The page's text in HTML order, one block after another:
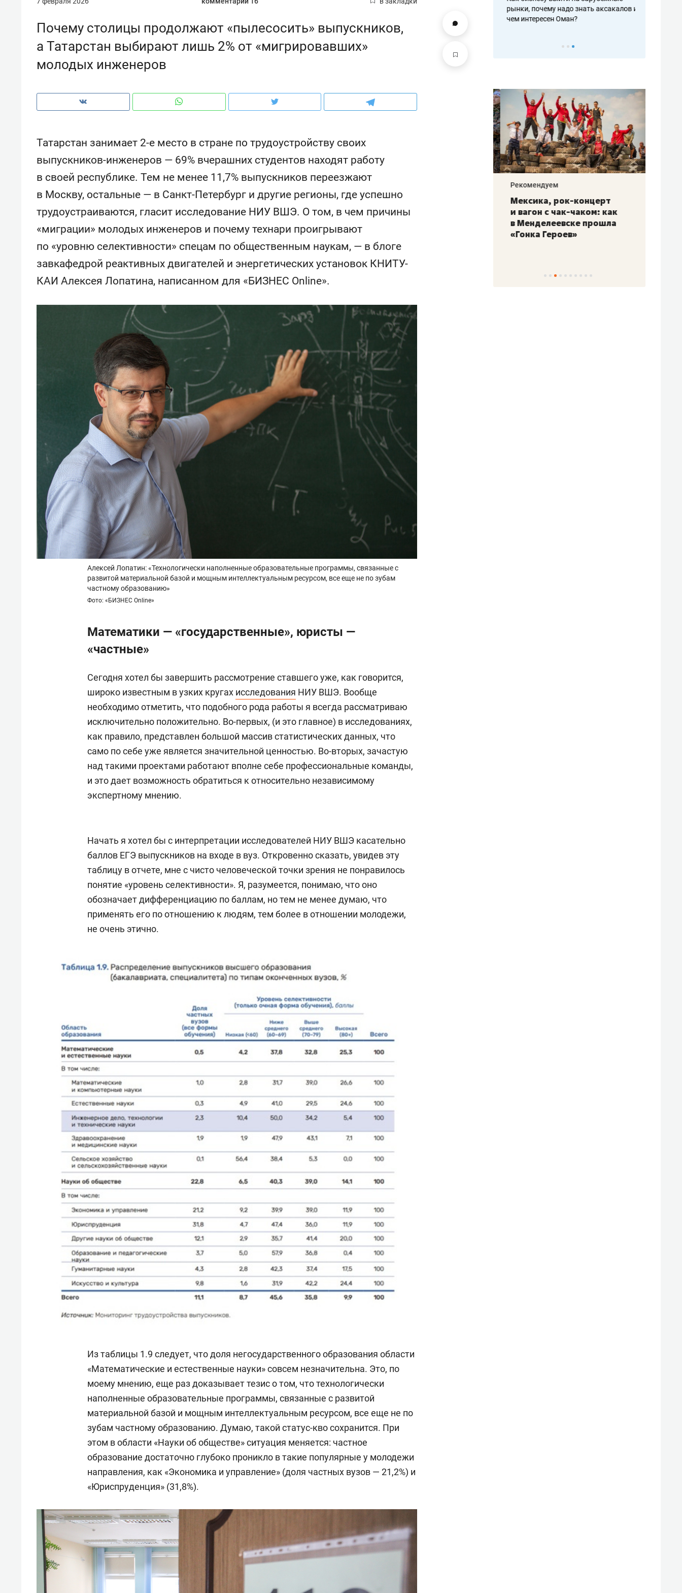
Почему столицы продолжают «пылесосить» выпускников,
а Татарстан выбирают лишь 2% от «мигрировавших»
молодых инженеров
Татарстан занимает 2-е место в стране по трудоустройству своих
выпускников-инженеров — 69% вчерашних студентов находят работу
в своей республике. Тем не менее 11,7% выпускников переезжают
в Москву, остальные — в Санкт-Петербург и другие регионы, где успешно
трудоустраиваются, гласит исследование НИУ ВШЭ. О том, в чем причины
«миграции» молодых инженеров и почему технари проигрывают
по «уровню селективности» спецам по общественным наукам, — в блоге
завкафедрой реактивных двигателей и энергетических установок КНИТУ-
КАИ Алексея Лопатина, написанном для «БИЗНЕС Online».
Алексей Лопатин: «Технологически наполненные образовательные программы, связанные с
развитой материальной базой и мощным интеллектуальным ресурсом, все еще не по зубам
частному образованию»
Фото: «БИЗНЕС Online»
Математики — «государственные», юристы —
«частные»
Сегодня хотел бы завершить рассмотрение ставшего уже, как говорится,
широко известным в узких кругах исследования НИУ ВШЭ. Вообще
необходимо отметить, что подобного рода работы я всегда рассматриваю
исключительно положительно. Во-первых, (и это главное) в исследованиях,
как правило, представлен большой массив статистических данных, что
само по себе уже является значительной ценностью. Во-вторых, зачастую
над такими проектами работают вполне себе профессиональные команды,
и это дает возможность обратиться к относительно независимому
экспертному мнению.
Начать я хотел бы с интерпретации исследователей НИУ ВШЭ касательно
баллов ЕГЭ выпускников на входе в вуз. Откровенно сказать, увидев эту
таблицу в отчете, мне с чисто человеческой точки зрения не понравилось
понятие «уровень селективности». Я, разумеется, понимаю, что оно
обозначает дифференциацию по баллам, но тем не менее думаю, что
применять его по отношению к людям, тем более в отношении молодежи,
не очень этично.
Из таблицы 1.9 следует, что доля негосударственного образования области
«Математические и естественные науки» совсем незначительна. Это, по
моему мнению, еще раз доказывает тезис о том, что технологически
наполненные образовательные программы, связанные с развитой
материальной базой и мощным интеллектуальным ресурсом, все еще не по
зубам частному образованию. Думаю, такой статус-кво сохранится. При
этом в области «Науки об обществе» ситуация меняется: частное
образование достаточно глубоко проникло в такие популярные у молодежи
направления, как «Экономика и управление» (доля частных вузов — 21,2%) и
«Юриспруденция» (31,8%).
рынки, почему надо знать аксакалов и
чем интересен Оман?
Рекомендуем
Как ГК «МИР ГРУПП» и ВТБ
создают оазис жилого
Рекомендуем
150 камер до квартиры и Face
ID вместо ключа: какой будет
Опыт выживания в дикой
природе, работа
состоянием как основа
антихрупких команд
Рекомендуем
Мексика, рок-концерт
и вагон с чак-чаком: как
в Менделеевске прошла
«Гонка Героев»